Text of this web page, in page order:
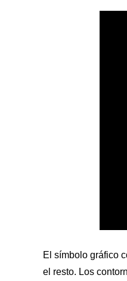
El símbolo gráfico
el resto. Los